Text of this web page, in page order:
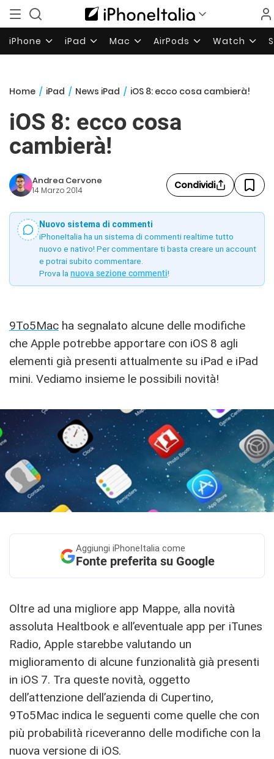
iPhone iPad Mac AirPods Watch
Home / iPad / News iPad / iOS 8: ecco cosa cambierà!
iOS 8: ecco cosa
cambierà!
Andrea Cervone
14 Marzo 2014 Condividi
Nuovo sistema di commenti
iPhoneItalia ha un sistema di commenti realtime tutto
nuovo e nativo! Per commentare ti basta creare un account
e potrai subito commentare.
Prova la nuova sezione commenti!
9To5Mac ha segnalato alcune delle modifiche
che Apple potrebbe apportare con iOS 8 agli
elementi già presenti attualmente su iPad e iPad
mini. Vediamo insieme le possibili novità!
Aggiungi iPhoneItalia come
Fonte preferita su Google
Oltre ad una migliore app Mappe, alla novità
assoluta Healtbook e all’eventuale app per iTunes
Radio, Apple starebbe valutando un
miglioramento di alcune funzionalità già presenti
in iOS 7. Tra queste novità, oggetto
dell’attenzione dell’azienda di Cupertino,
9To5Mac indica le seguenti come quelle che con
più probabilità riceveranno delle modifiche con la
nuova versione di iOS.